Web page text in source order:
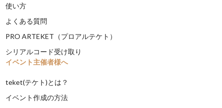
使い方
よくある質問
PRO ARTEKET（プロアルテケト）
シリアルコード受け取り
イベント主催者様へ
teket(テケト)とは？
イベント作成の方法